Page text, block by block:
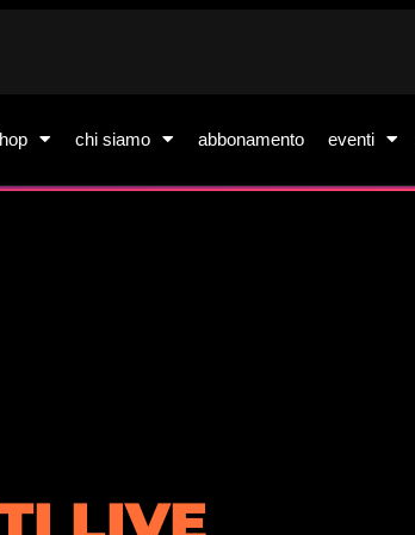
chi siamo abbonamento eventi